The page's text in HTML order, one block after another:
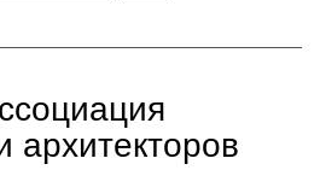
архитекторов